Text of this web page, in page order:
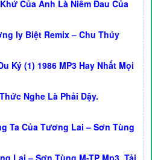
Của Anh Là Niềm Đau Của
ly Biệt Remix – Chu Thúy
Ký (1) 1986 MP3 Hay Nhất Mọi
Nghe Là Phải Dậy.
Ta Của Tương Lai – Sơn Tùng
Lai – Sơn Tùng M-TP Mp3. Tải